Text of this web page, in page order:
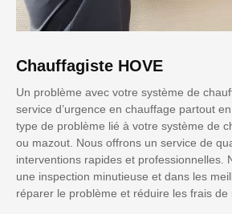
Chauffagiste HOVE
Un problème avec votre système de
service d’urgence en chauffage partout
type de problème lié à votre système de
ou mazout. Nous offrons un service de
interventions rapides et professionnelles.
une inspection minutieuse et dans les
réparer le problème et réduire les frais de